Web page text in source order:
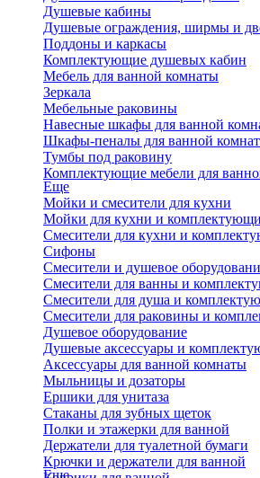
Душевые кабины
Душевые ограждения, ширмы и
Поддоны и каркасы
Комплектующие душевых кабин
Мебель для ванной комнаты
Зеркала
Мебельные раковины
Навесные шкафы для ванной
Шкафы-пеналы для ванной
Тумбы под раковину
Комплектующие мебели для
Еще
Мойки и смесители для кухни
Мойки для кухни и
Смесители для кухни и
Сифоны
Смесители и душевое
Смесители для ванны и
Смесители для душа и
Смесители для раковины и
Душевое оборудование
Душевые аксессуары и
Аксессуары для ванной комнаты
Мыльницы и дозаторы
Ершики для унитаза
Стаканы для зубных щеток
Полки и этажерки для ванной
Держатели для туалетной бумаги
Крючки и держатели для ванной
Еще